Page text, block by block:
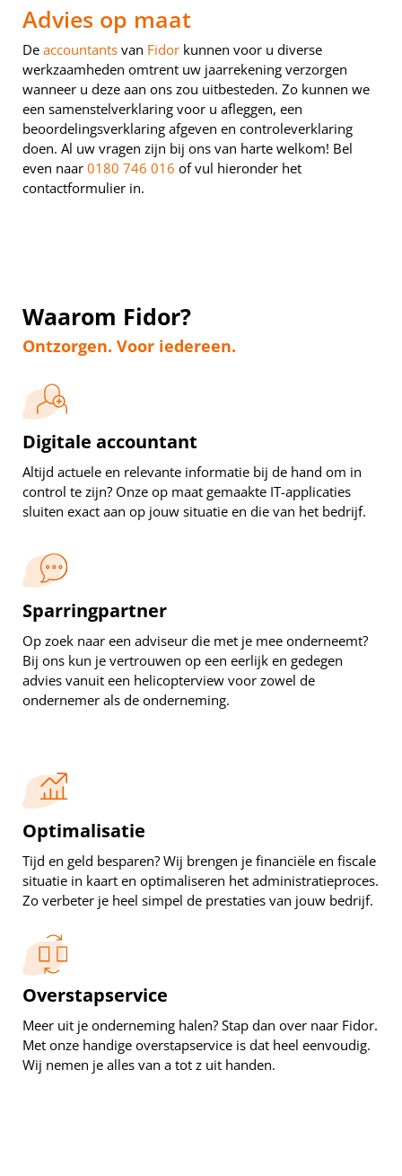
Advies op maat
De accountants van Fidor kunnen voor u diverse
werkzaamheden omtrent uw jaarrekening verzorgen
wanneer u deze aan ons zou uitbesteden. Zo kunnen we
een samenstelverklaring voor u afleggen, een
beoordelingsverklaring afgeven en controleverklaring
doen. Al uw vragen zijn bij ons van harte welkom! Bel
even naar 0180 746 016 of vul hieronder het
contactformulier in.
Waarom Fidor?
Ontzorgen. Voor iedereen.
Digitale accountant
Altijd actuele en relevante informatie bij de hand om in
control te zijn? Onze op maat gemaakte IT-applicaties
sluiten exact aan op jouw situatie en die van het bedrijf.
Sparringpartner
Op zoek naar een adviseur die met je mee onderneemt?
Bij ons kun je vertrouwen op een eerlijk en gedegen
advies vanuit een helicopterview voor zowel de
ondernemer als de onderneming.
Optimalisatie
Tijd en geld besparen? Wij brengen je financiële en fiscale
situatie in kaart en optimaliseren het administratieproces.
Zo verbeter je heel simpel de prestaties van jouw bedrijf.
Overstapservice
Meer uit je onderneming halen? Stap dan over naar Fidor.
Met onze handige overstapservice is dat heel eenvoudig.
Wij nemen je alles van a tot z uit handen.